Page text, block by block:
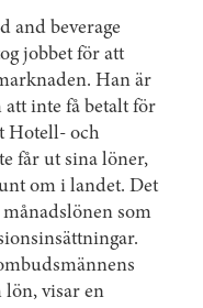
and beverage
jobbet för att
Han är
inte få betalt för
Hotell- och
får ut sina löner,
om i landet. Det
som
lön, visar en